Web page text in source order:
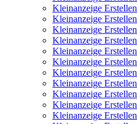
Kleinanzeige Erstellen
Kleinanzeige Erstellen
Kleinanzeige Erstellen
Kleinanzeige Erstellen
Kleinanzeige Erstellen
Kleinanzeige Erstellen
Kleinanzeige Erstellen
Kleinanzeige Erstellen
Kleinanzeige Erstellen
Kleinanzeige Erstellen
Kleinanzeige Erstellen